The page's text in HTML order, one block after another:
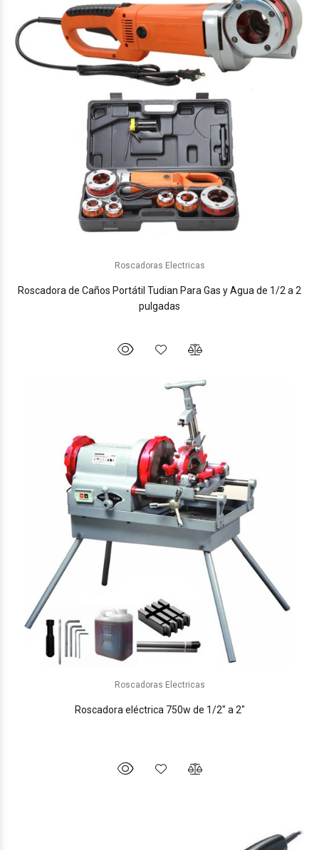
Roscadoras Electricas
Roscadora de Caños Portátil Tudian Para Gas y Agua de 1/2 a 2
pulgadas
Roscadoras Electricas
Roscadora eléctrica 750w de 1/2" a 2"